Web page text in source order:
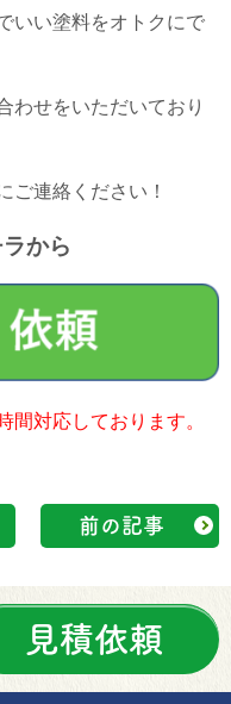
いい塗料をオトクにで
わせをいただいており
ご連絡ください！
から
対応しております。
前の記事
見積依頼